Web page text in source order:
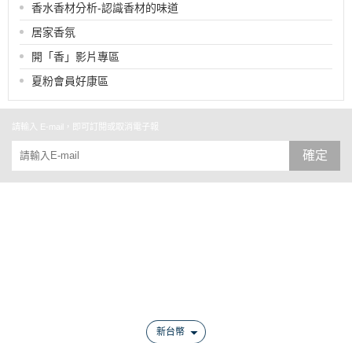
香水香材分析-認識香材的味道
居家香氛
開「香」影片專區
夏粉會員好康區
請輸入 E-mail，即可訂閱或取消電子報
確定
新台幣